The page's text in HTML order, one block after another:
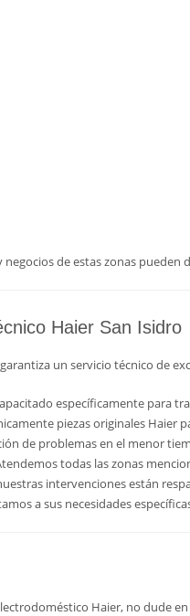
de estas zonas
Haier San Isidro
un servicio técnico de
específicamente para
piezas originales Haier
de problemas en el menor
todas las zonas
intervenciones están
a sus necesidades
Haier, no dude